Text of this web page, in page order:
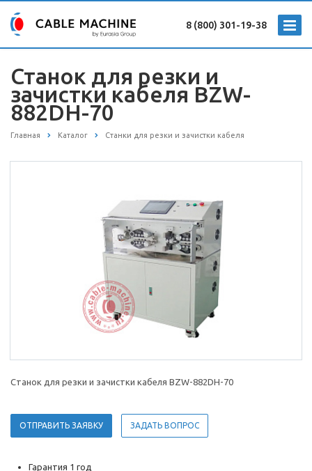
8 (800) 301-19-38
Станок для резки и
зачистки кабеля BZW-
882DH-70
Главная Каталог Станки для резки и зачистки кабеля
Станок для резки и зачистки кабеля BZW-882DH-70
ОТПРАВИТЬ ЗАЯВКУ ЗАДАТЬ ВОПРОС
Гарантия 1 год